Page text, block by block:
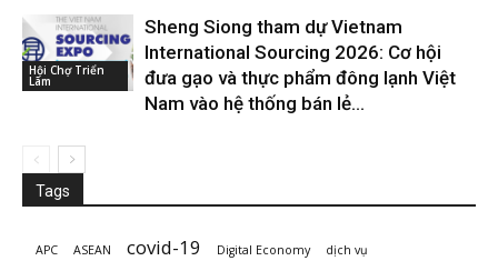
Hội Chợ Triển
Lãm
Sheng Siong tham dự Vietnam
International Sourcing 2026: Cơ hội
đưa gạo và thực phẩm đông lạnh Việt
Nam vào hệ thống bán lẻ...
Tags
APC ASEAN covid-19 Digital Economy dịch vụ